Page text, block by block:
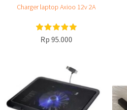
Charger laptop Axioo 12v 2A
Rp 95.000